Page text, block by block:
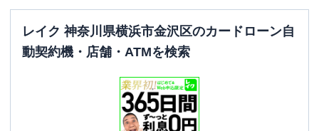
レイク 神奈川県横浜市金沢区のカードローン自
動契約機・店舗・ATMを検索